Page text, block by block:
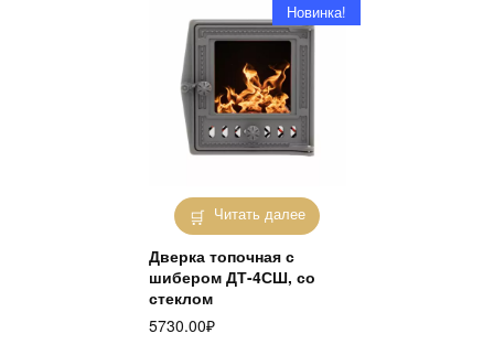
Читать далее
Новинка!
Дверка топочная с
шибером ДТ-4СШ, со
стеклом
5730.00₽